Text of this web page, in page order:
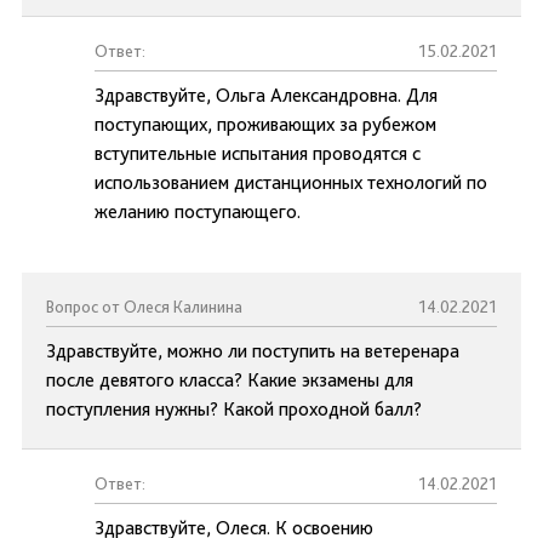
Ответ: 15.02.2021
Здравствуйте, Ольга Александровна. Для
поступающих, проживающих за рубежом
вступительные испытания проводятся с
использованием дистанционных технологий по
желанию поступающего.
Вопрос от Олеся Калинина 14.02.2021
Здравствуйте, можно ли поступить на ветеренара
после девятого класса? Какие экзамены для
поступления нужны? Какой проходной балл?
Ответ: 14.02.2021
Здравствуйте, Олеся. К освоению